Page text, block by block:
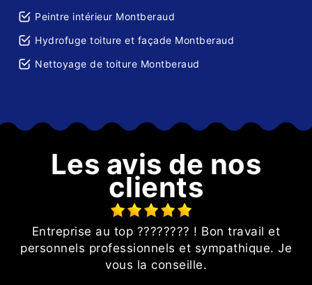
Peintre intérieur Montberaud
Hydrofuge toiture et façade Montberaud
Nettoyage de toiture Montberaud
Les avis de nos
clients
Entreprise au top ???????? ! Bon travail et
personnels professionnels et sympathique. Je
vous la conseille.